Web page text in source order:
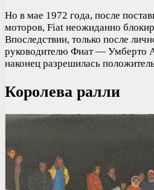
Но в мае 1972 года, после
моторов, Fiat неожиданно
Впоследствии, только после
руководителю Фиат — Умберто
наконец разрешилась
Королева ралли